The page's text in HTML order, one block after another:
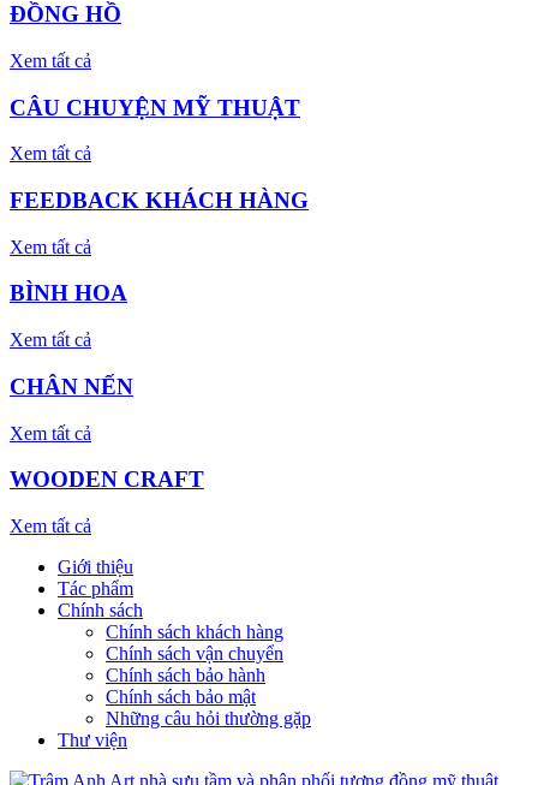
ĐỒNG HỒ
Xem tất cả
CÂU CHUYỆN MỸ THUẬT
Xem tất cả
FEEDBACK KHÁCH HÀNG
Xem tất cả
BÌNH HOA
Xem tất cả
CHÂN NẾN
Xem tất cả
WOODEN CRAFT
Xem tất cả
Giới thiệu
Tác phẩm
Chính sách
Chính sách khách hàng
Chính sách vận chuyển
Chính sách bảo hành
Chính sách bảo mật
Những câu hỏi thường gặp
Thư viện